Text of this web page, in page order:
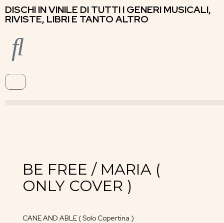
DISCHI IN VINILE DI TUTTI I GENERI MUSICALI,
RIVISTE, LIBRI E TANTO ALTRO
BE FREE / MARIA (
ONLY COVER )
CANE AND ABLE ( Solo Copertina )